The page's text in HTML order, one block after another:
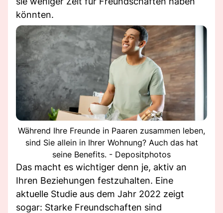
könnten.
Während Ihre Freunde in Paaren zusammen leben,
sind Sie allein in Ihrer Wohnung? Auch das hat
seine Benefits. - Depositphotos
Das macht es wichtiger denn je, aktiv an
Ihren Beziehungen festzuhalten. Eine
aktuelle Studie aus dem Jahr 2022 zeigt
sogar: Starke Freundschaften sind